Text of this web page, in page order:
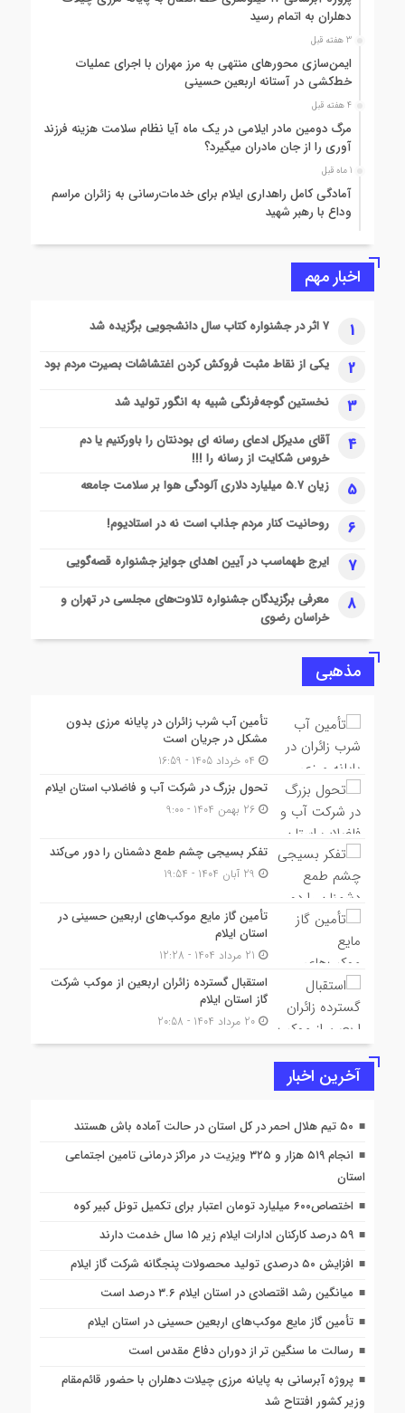
دهلران به اتمام رسید
3 هفته قبل
ایمن‌سازی محورهای منتهی به مرز مهران با اجرای عملیات
خط‌کشی در آستانه اربعین حسینی
4 هفته قبل
مرگ دومین مادر ایلامی در یک ماه آیا نظام سلامت هزینه فرزند
آوری را از جان مادران میگیرد؟
1 ماه قبل
آمادگی کامل راهداری ایلام برای خدمات‌رسانی به زائران مراسم
وداع با رهبر شهید
رهاسازی آب از سد مخزنی میمه
1 ماه قبل
1 ماه قبل
سنگ تمام مردم در نخستین یادواره «عهد ایثار»
1 ماه قبل
پایان پروژه بازسازی و نوسازی بازارچه و چهارباغ دانشگاه
رایزنی دانشگاه ایلام و سازمان ملی استاندارد برای ارتقای
زیرساخت‌های آزمایشگاهی و استانداردسازی مرزی
2 ماه قبل
استاندار ایلام: گازرسانی به مرز چیلات، فتح سنگری نوین در میدان
نبرد اقتصادی کشور
گاز طبیعی برخوردار شدند
اخبار مهم
1 ۷ اثر در جشنواره کتاب سال دانشجویی برگزیده شد
2 یکی از نقاط مثبت فروکش کردن اغتشاشات بصیرت مردم بود
3 نخستین گوجه‌فرنگی شبیه به انگور تولید شد
4
آقای مدیرکل ادعای رسانه ای بودنتان را باورکنیم یا دم
خروس شکایت از رسانه را !!!
5 زیان ۵.۷ میلیارد دلاری آلودگی هوا بر سلامت جامعه
6 روحانیت کنار مردم جذاب است نه در استادیوم!
7 ایرج طهماسب در آیین اهدای جوایز جشنواره قصه‌گویی
8
معرفی برگزیدگان جشنواره تلاوت‌های مجلسی در تهران و
خراسان رضوی
مذهبی
تأمین آب شرب زائران در پایانه مرزی بدون
مشکل در جریان است
تحول بزرگ در شرکت آب و فاضلاب استان ایلام
26 بهمن 1404 - 9:00
تفکر بسیجی چشم طمع دشمنان را دور می‌کند
تأمین گاز مایع موکب‌هاى اربعین حسینى در
استان ایلام
استقبال گسترده زائران اربعین از موکب شرکت
گاز استان ایلام
20 مرداد 1404 - 20:58
آخرین اخبار
۵۰ تیم هلال احمر در کل استان در حالت آماده باش هستند
انجام ۵۱۹ هزار و ۳۲۵ ویزیت در مراکز درمانی تامین اجتماعی
استان
اختصاص۶۰۰ میلیارد تومان اعتبار برای تکمیل تونل کبير کوه
۵۹ درصد کارکنان ادارات ایلام زیر ۱۵ سال خدمت دارند
افزایش ۵۰ درصدی تولید محصولات پنجگانه شرکت گاز ایلام
میانگین رشد اقتصادی در استان ایلام ۳.۶ درصد است
تأمین گاز مایع موکب‌هاى اربعین حسینى در استان ایلام
رسالت ما سنگین تر از دوران دفاع مقدس است
پروژه آبرسانی به پایانه مرزی چیلات دهلران با حضور قائم‌مقام
وزیر کشور افتتاح شد